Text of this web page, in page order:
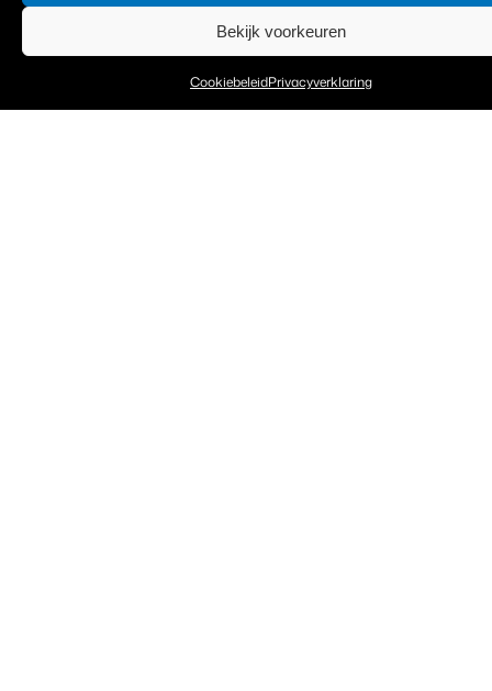
Bekijk voorkeuren
CookiebeleidPrivacyverklaring
Extra
Privacyverklaring